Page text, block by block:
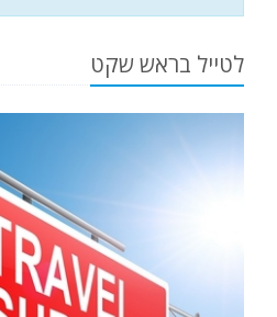
לטייל בראש שקט